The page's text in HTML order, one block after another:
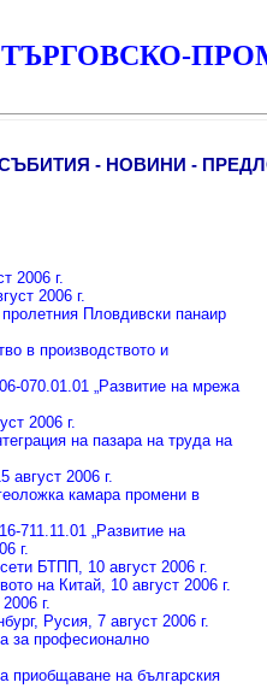
ТЪРГОВСКО-
- НОВИНИ -
2006 г.
2006 г.
Пловдивски панаир
в производството и
070.01.01 „Развитие на мрежа
2006 г.
на пазара на труда на
август 2006 г.
камара промени в
711.11.01 „Развитие на
г.
БТПП , 10 август 2006 г.
на Китай , 10 август 2006 г.
2006 г.
Русия , 7 август 2006 г.
за професионално
приобщаване на българския